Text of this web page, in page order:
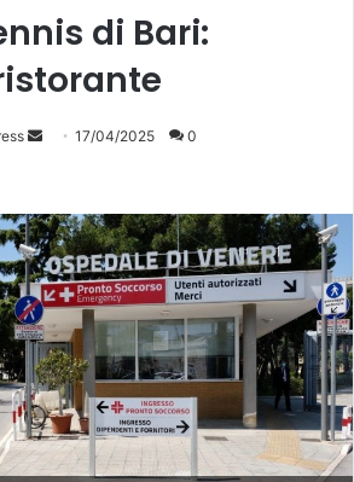
di Bari:
Invia 17/04/2025 0